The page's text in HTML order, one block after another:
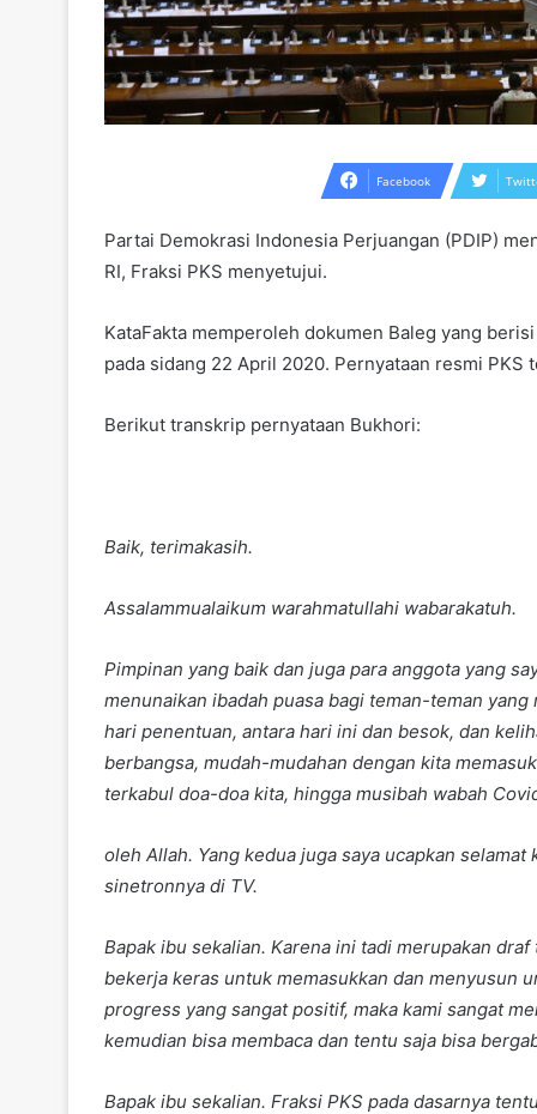
Facebook
Partai Demokrasi Indonesia Perjuangan (PDIP)
RI, Fraksi PKS menyetujui.
KataFakta memperoleh dokumen Baleg yang
pada sidang 22 April 2020. Pernyataan resmi
Berikut transkrip pernyataan Bukhori:
Baik, terimakasih.
Assalammualaikum warahmatullahi wabarakatuh.
Pimpinan yang baik dan juga para anggota yang
menunaikan ibadah puasa bagi teman-teman
hari penentuan, antara hari ini dan besok, dan
berbangsa, mudah-mudahan dengan kita
terkabul doa-doa kita, hingga musibah wabah
oleh Allah. Yang kedua juga saya ucapkan
sinetronnya di TV.
Bapak ibu sekalian. Karena ini tadi merupakan
bekerja keras untuk memasukkan dan menyusun
progress yang sangat positif, maka kami sangat
kemudian bisa membaca dan tentu saja bisa
Bapak ibu sekalian. Fraksi PKS pada dasarnya